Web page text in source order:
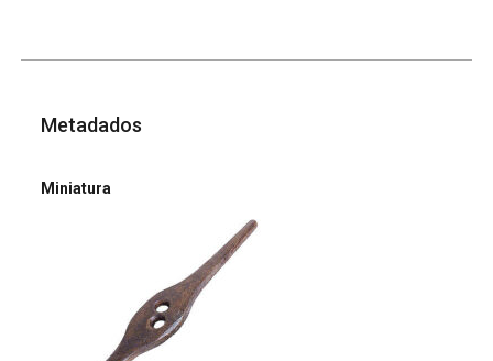
Metadados
Miniatura